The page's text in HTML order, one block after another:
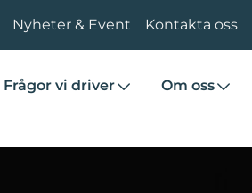
Nyheter & Event Kontakta oss
Frågor vi driver Om oss